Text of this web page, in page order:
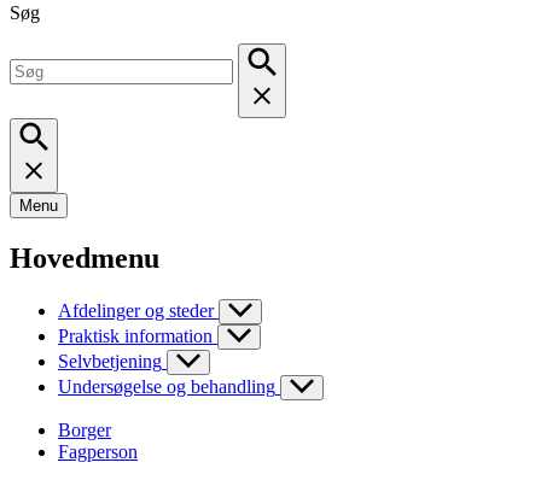
Søg
Menu
Hovedmenu
Afdelinger og steder
Praktisk information
Selvbetjening
Undersøgelse og behandling
Borger
Fagperson